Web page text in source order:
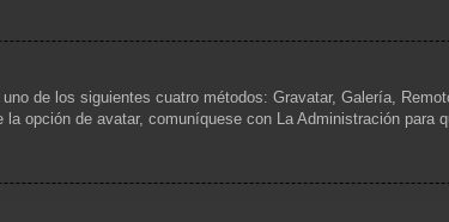
de los siguientes cuatro métodos: Gravatar, Galería,
opción de avatar, comuníquese con La Administración para